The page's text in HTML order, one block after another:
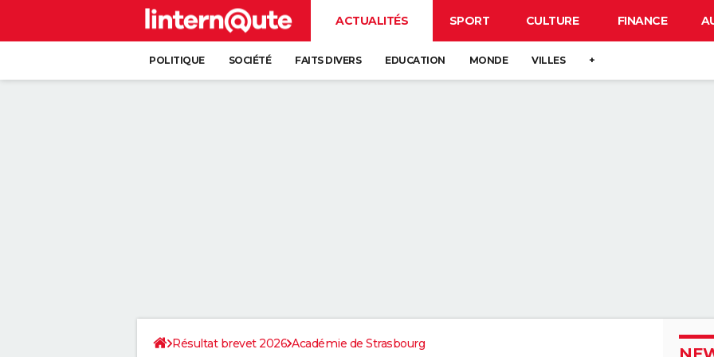
ACTUALITÉS SPORT CULTURE FINANCE
POLITIQUE SOCIÉTÉ FAITS DIVERS EDUCATION MONDE VILLES +
Résultat brevet 2026 Académie de Strasbourg